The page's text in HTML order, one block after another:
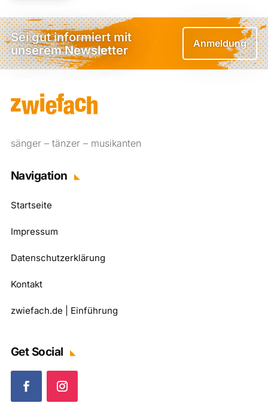
Sei gut informiert mit
unserem Newsletter
Anmeldung
sänger – tänzer – musikanten
Navigation
Startseite
Impressum
Datenschutzerklärung
Kontakt
zwiefach.de | Einführung
Get Social